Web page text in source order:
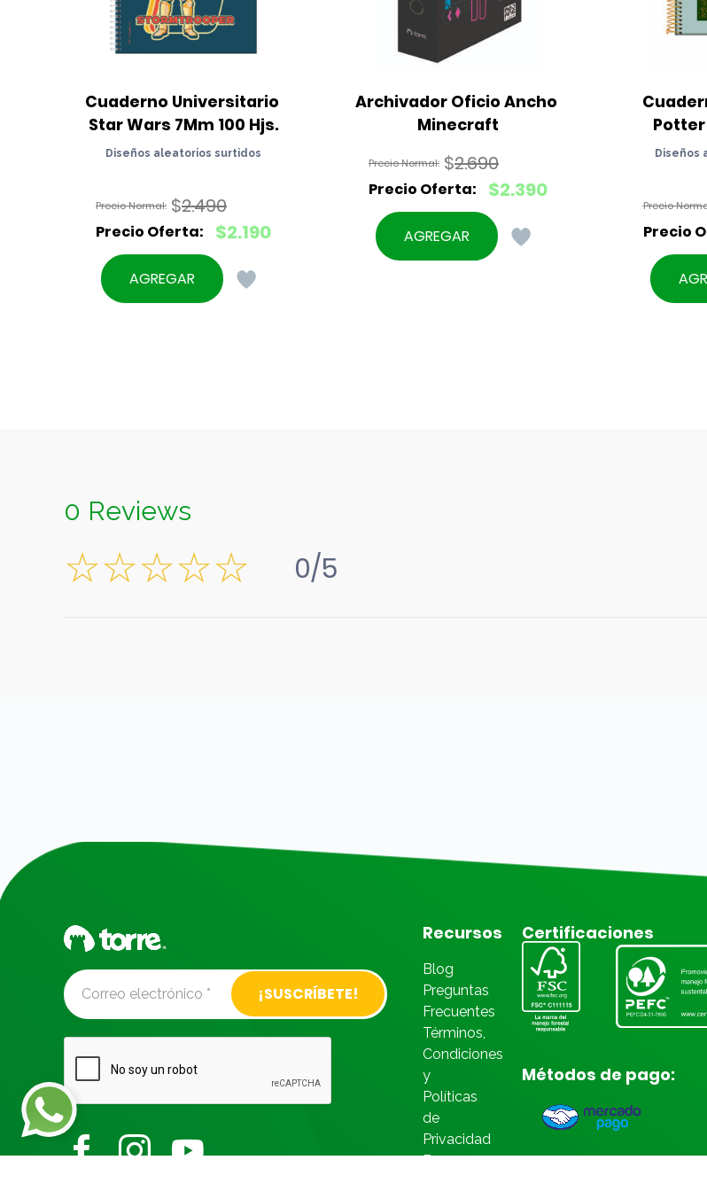
Cuaderno Universitario
Star Wars 7Mm 100 Hjs.
Diseños aleatorios surtidos
$2.490
El
precio
original
$2.190
El
precio
actual
AGREGAR
Archivador Oficio Ancho
Minecraft
$2.690
El
precio
original
$2.390
El
precio
actual
AGREGAR
Potter
Diseños
0 Reviews
0/5
Alternative:
Recursos
Blog
Preguntas
Frecuentes
Términos,
Condiciones
y
Políticas
de
Privacidad
Bases
Certificaciones
Métodos de pago: